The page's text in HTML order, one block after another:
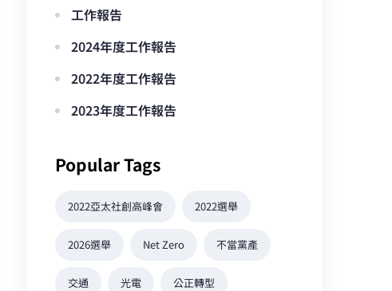
工作報告
2024年度工作報告
2022年度工作報告
2023年度工作報告
Popular Tags
2022亞太社創高峰會 2022選舉
2026選舉 Net Zero 不當黨產
交通 光電 公正轉型